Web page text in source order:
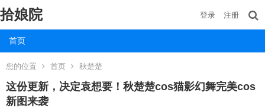
拾娘院
首页
登录 注册
您的位置 首页 秋楚楚
这份更新，决定袁想要！秋楚楚cos猫影幻舞完美cos
新图来袭